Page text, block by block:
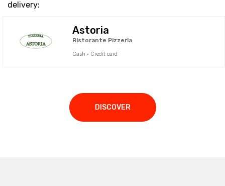
delivery:
Astoria
Ristorante Pizzeria
Cash · Credit card
DISCOVER